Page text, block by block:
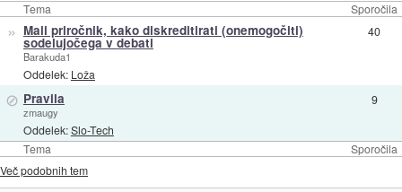
Tema Sporočila
Tema Sporočila
» Mali priročnik, kako diskreditirati (onemogočiti)
sodelujočega v debati
Barakuda1
Oddelek: Loža
40
⊘ Pravila
zmaugy
Oddelek:Slo-Tech
9
Več podobnih tem